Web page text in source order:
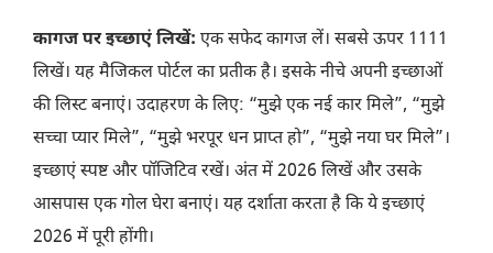
कागज पर इच्छाएं लिखें: एक सफेद कागज लें। सबसे ऊपर 1111
लिखें। यह मैजिकल पोर्टल का प्रतीक है। इसके नीचे अपनी इच्छाओं
की लिस्ट बनाएं। उदाहरण के लिए: “मुझे एक नई कार मिले”, “मुझे
सच्चा प्यार मिले”, “मुझे भरपूर धन प्राप्त हो”, “मुझे नया घर मिले”।
इच्छाएं स्पष्ट और पॉजिटिव रखें। अंत में 2026 लिखें और उसके
आसपास एक गोल घेरा बनाएं। यह दर्शाता करता है कि ये इच्छाएं
2026 में पूरी होंगी।